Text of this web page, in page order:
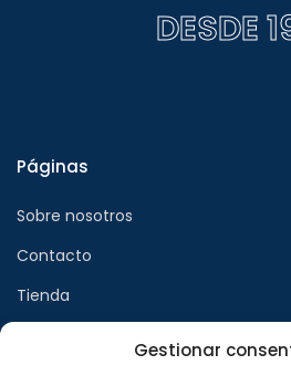
Gestionar
DESDE
Páginas
Sobre nosotros
Contacto
Tienda